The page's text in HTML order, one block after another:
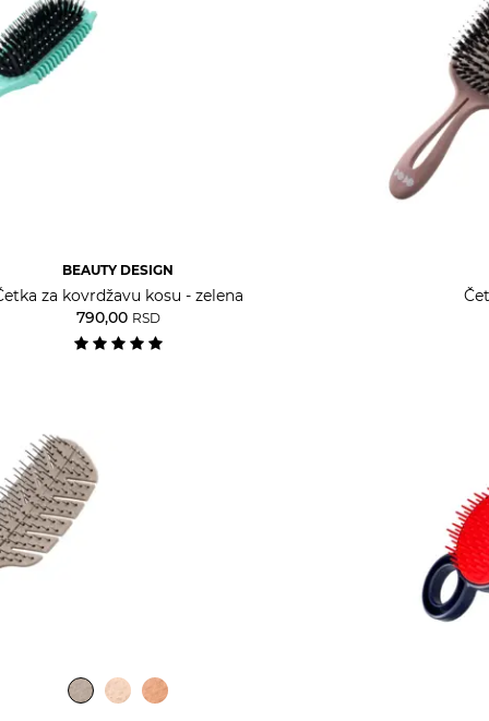
BEAUTY DESIGN
za kovrdžavu kosu - zelena
790,00 RSD